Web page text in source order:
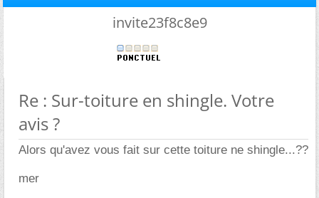
invite23f8c8e9
Re : Sur-toiture en shingle. Votre
avis ?
Alors qu'avez vous fait sur cette toiture ne shingle...??
mer